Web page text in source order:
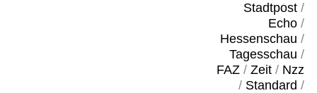
Stadtpost/
Echo/
Hessenschau /
Tagesschau /
FAZ/ Zeit/ Nzz
/ Standard /